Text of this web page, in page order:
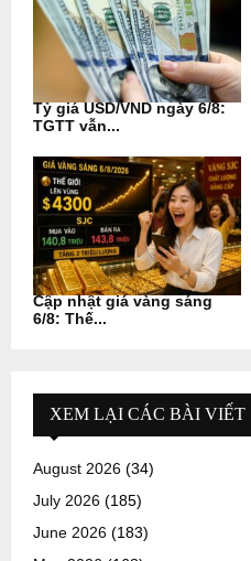
Tỷ giá USD/VND ngày 6/8:
TGTT vẫn...
Cập nhật giá vàng sáng
6/8: Thế...
XEM LẠI CÁC BÀI VIẾT
August 2026 (34)
July 2026 (185)
June 2026 (183)